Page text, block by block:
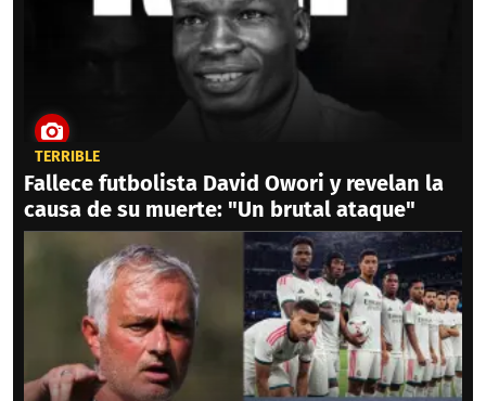
TERRIBLE
Fallece futbolista David Owori y revelan la
causa de su muerte: "Un brutal ataque"